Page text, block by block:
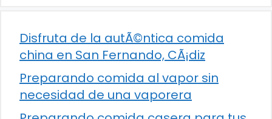
Disfruta de la autÃ©ntica comida
china en San Fernando, CÃ¡diz
Preparando comida al vapor sin
necesidad de una vaporera